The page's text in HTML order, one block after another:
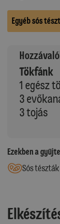
Egyéb sós
Tökfánk
1 egész
3
3 tojás
Ezekben a
Sós tészták